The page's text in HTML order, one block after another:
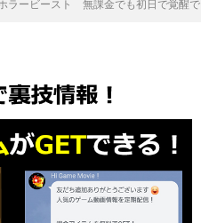
ラービースト 無課金でも初日で覚醒